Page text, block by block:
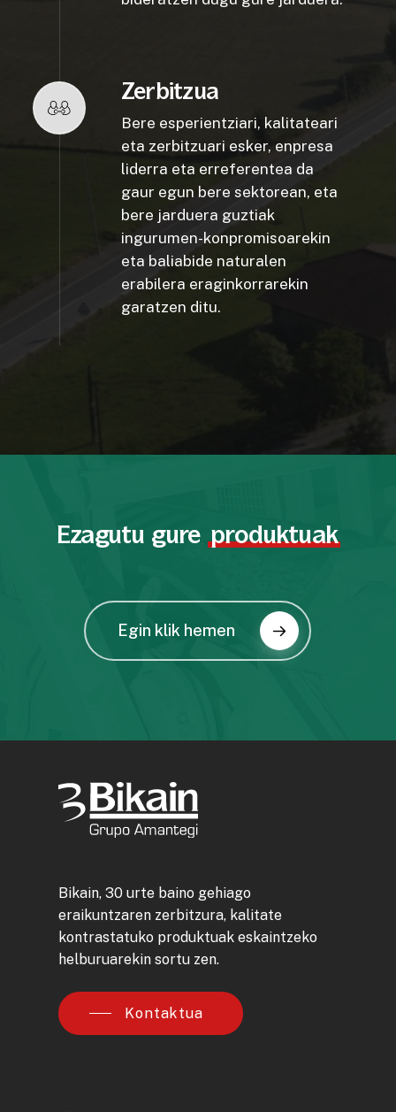
Zerbitzua
Bere esperientziari, kalitateari
eta zerbitzuari esker, enpresa
liderra eta erreferentea da
gaur egun bere sektorean, eta
bere jarduera guztiak
ingurumen-konpromisoarekin
eta baliabide naturalen
erabilera eraginkorrarekin
garatzen ditu.
Ezagutu gureproduktuak
Egin klik hemen
Bikain, 30 urte baino gehiago
eraikuntzaren zerbitzura, kalitate
kontrastatuko produktuak eskaintzeko
helburuarekin sortu zen.
Kontaktua